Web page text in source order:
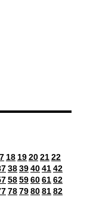
18 19202122
3839404142
5859606162
7879808182